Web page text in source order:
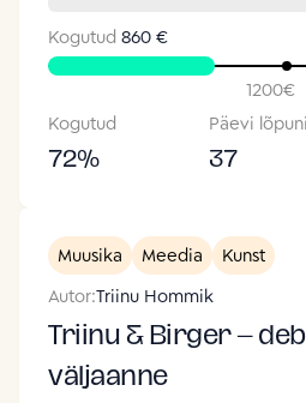
Kogutud 860 €
1200€
Kogutud
72%
Päevi lõpuni
37
Muusika Meedia
Kunst
Autor:Triinu Hommik
Triinu & Birger –
väljaanne